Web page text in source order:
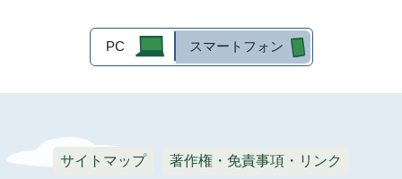
PC スマートフォン
サイトマップ 著作権・免責事項・リンク